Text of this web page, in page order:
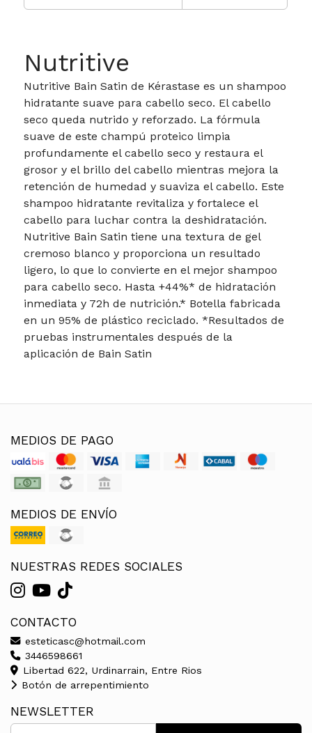
Nutritive
Nutritive Bain Satin de Kérastase es un shampoo
hidratante suave para cabello seco. El cabello
seco queda nutrido y reforzado. La fórmula
suave de este champú proteico limpia
profundamente el cabello seco y restaura el
grosor y el brillo del cabello mientras mejora la
retención de humedad y suaviza el cabello. Este
shampoo hidratante revitaliza y fortalece el
cabello para luchar contra la deshidratación.
Nutritive Bain Satin tiene una textura de gel
cremoso blanco y proporciona un resultado
ligero, lo que lo convierte en el mejor shampoo
para cabello seco. Hasta +44%* de hidratación
inmediata y 72h de nutrición.* Botella fabricada
en un 95% de plástico reciclado. *Resultados de
pruebas instrumentales después de la
aplicación de Bain Satin
MEDIOS DE PAGO
MEDIOS DE ENVÍO
NUESTRAS REDES SOCIALES
CONTACTO
esteticasc@hotmail.com
3446598661
Libertad 622, Urdinarrain, Entre Rios
Botón de arrepentimiento
NEWSLETTER